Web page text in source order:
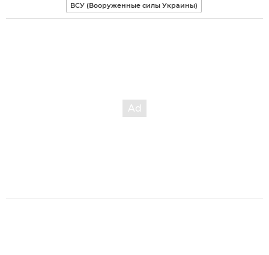
ВСУ (Вооруженные силы Украины)